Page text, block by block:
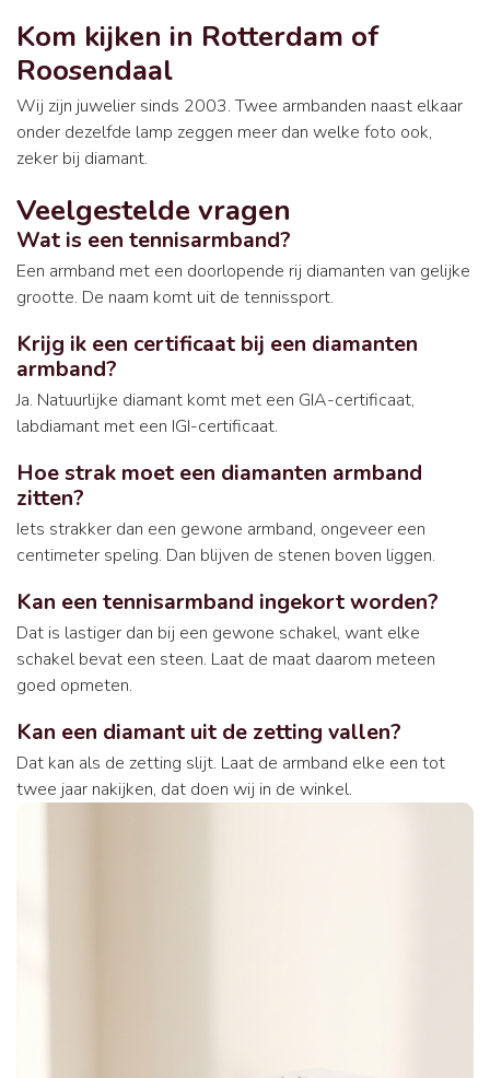
Kom kijken in Rotterdam of
Roosendaal
Wij zijn juwelier sinds 2003. Twee armbanden naast elkaar
onder dezelfde lamp zeggen meer dan welke foto ook,
zeker bij diamant.
Veelgestelde vragen
Wat is een tennisarmband?
Een armband met een doorlopende rij diamanten van gelijke
grootte. De naam komt uit de tennissport.
Krijg ik een certificaat bij een diamanten
armband?
Ja. Natuurlijke diamant komt met een GIA-certificaat,
labdiamant met een IGI-certificaat.
Hoe strak moet een diamanten armband
zitten?
Iets strakker dan een gewone armband, ongeveer een
centimeter speling. Dan blijven de stenen boven liggen.
Kan een tennisarmband ingekort worden?
Dat is lastiger dan bij een gewone schakel, want elke
schakel bevat een steen. Laat de maat daarom meteen
goed opmeten.
Kan een diamant uit de zetting vallen?
Dat kan als de zetting slijt. Laat de armband elke een tot
twee jaar nakijken, dat doen wij in de winkel.